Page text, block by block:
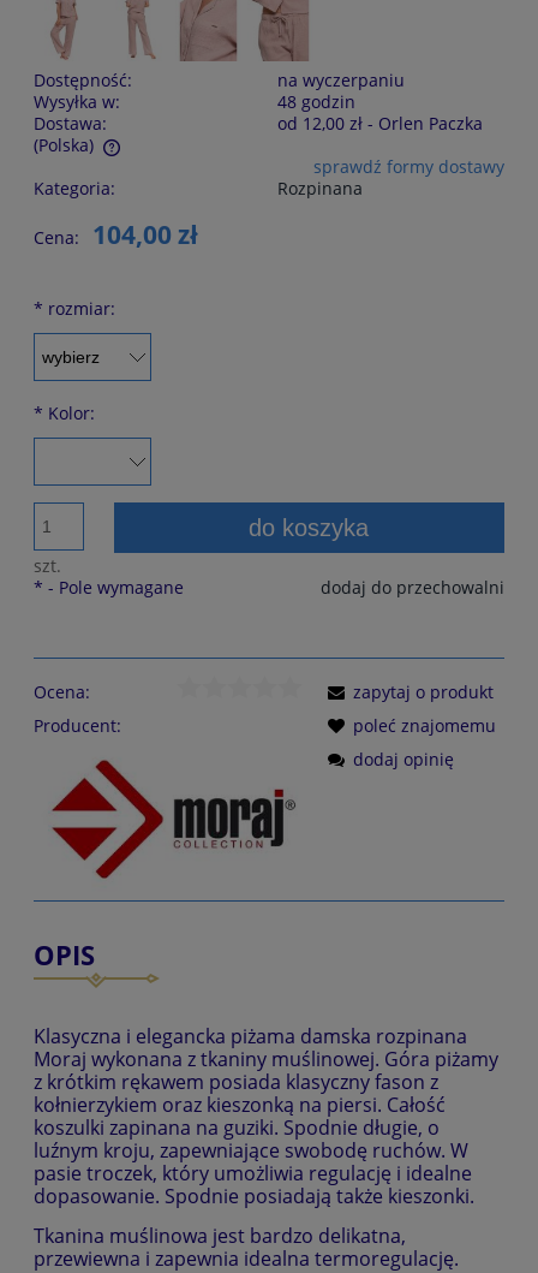
Dostępność:
na wyczerpaniu
Wysyłka w:
48 godzin
Dostawa:
od 12,00 zł - Orlen Paczka
(Polska)
Cena nie zawiera ewentualnych kosztów płatności
sprawdź formy dostawy
Kategoria:
Rozpinana
Cena: 104,00 zł
* rozmiar:
* Kolor:
szt.
do koszyka
dodaj do przechowalni
* - Pole wymagane
Ocena:
Producent:
zapytaj o produkt
poleć znajomemu
dodaj opinię
OPIS
Klasyczna i elegancka piżama damska rozpinana
Moraj wykonana z tkaniny muślinowej. Góra piżamy
z krótkim rękawem posiada klasyczny fason z
kołnierzykiem oraz kieszonką na piersi. Całość
koszulki zapinana na guziki. Spodnie długie, o
luźnym kroju, zapewniające swobodę ruchów. W
pasie troczek, który umożliwia regulację i idealne
dopasowanie. Spodnie posiadają także kieszonki.
Tkanina muślinowa jest bardzo delikatna,
przewiewna i zapewnia idealna termoregulację.